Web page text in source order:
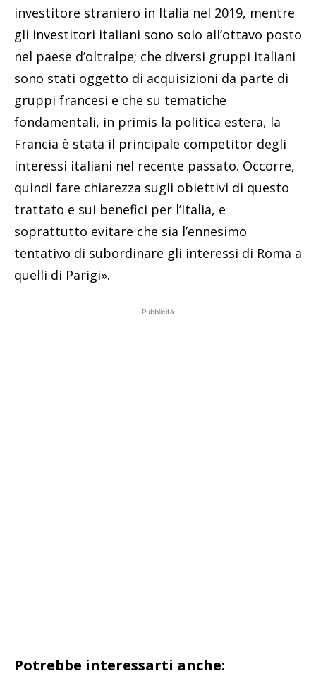
investitore straniero in Italia nel 2019, mentre
gli investitori italiani sono solo all’ottavo posto
nel paese d’oltralpe; che diversi gruppi italiani
sono stati oggetto di acquisizioni da parte di
gruppi francesi e che su tematiche
fondamentali, in primis la politica estera, la
Francia è stata il principale competitor degli
interessi italiani nel recente passato. Occorre,
quindi fare chiarezza sugli obiettivi di questo
trattato e sui benefici per l’Italia, e
soprattutto evitare che sia l’ennesimo
tentativo di subordinare gli interessi di Roma a
quelli di Parigi».
Pubblicità
Potrebbe interessarti anche: